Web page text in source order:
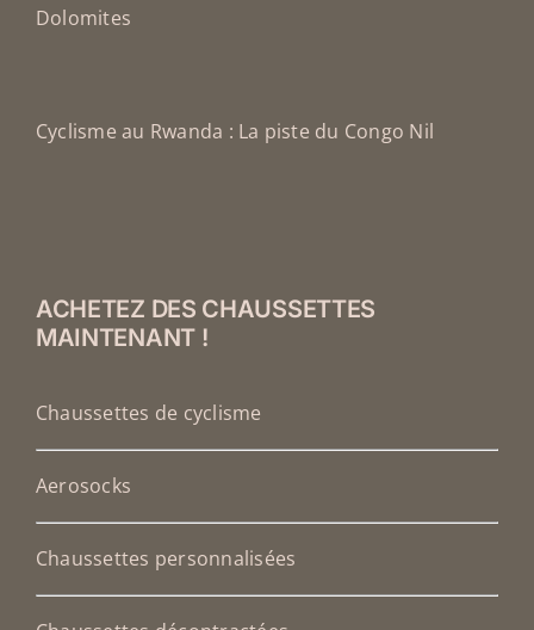
Dolomites
Cyclisme au Rwanda : La piste du Congo Nil
ACHETEZ DES CHAUSSETTES
MAINTENANT !
Chaussettes de cyclisme
Aerosocks
Chaussettes personnalisées